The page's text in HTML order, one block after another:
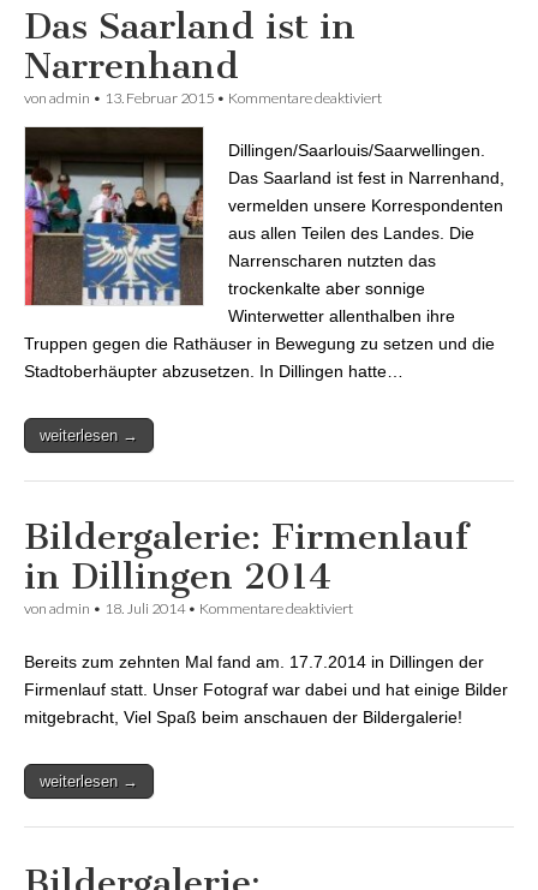
Das Saarland ist in
Narrenhand
von admin • 13. Februar 2015 • Kommentare deaktiviert
Dillingen/Saarlouis/Saarwellingen.
Das Saarland ist fest in Narrenhand,
vermelden unsere Korrespondenten
aus allen Teilen des Landes. Die
Narrenscharen nutzten das
trockenkalte aber sonnige
Winterwetter allenthalben ihre
Truppen gegen die Rathäuser in Bewegung zu setzen und die
Stadtoberhäupter abzusetzen. In Dillingen hatte…
weiterlesen →
Bildergalerie: Firmenlauf
in Dillingen 2014
von admin • 18. Juli 2014• Kommentare deaktiviert
Bereits zum zehnten Mal fand am. 17.7.2014 in Dillingen der
Firmenlauf statt. Unser Fotograf war dabei und hat einige Bilder
mitgebracht, Viel Spaß beim anschauen der Bildergalerie!
weiterlesen →